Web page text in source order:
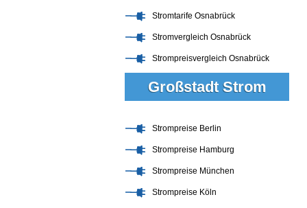
Stromtarife Osnabrück
Stromvergleich Osnabrück
Strompreisvergleich Osnabrück
Großstadt Strom
Strompreise Berlin
Strompreise Hamburg
Strompreise München
Strompreise Köln